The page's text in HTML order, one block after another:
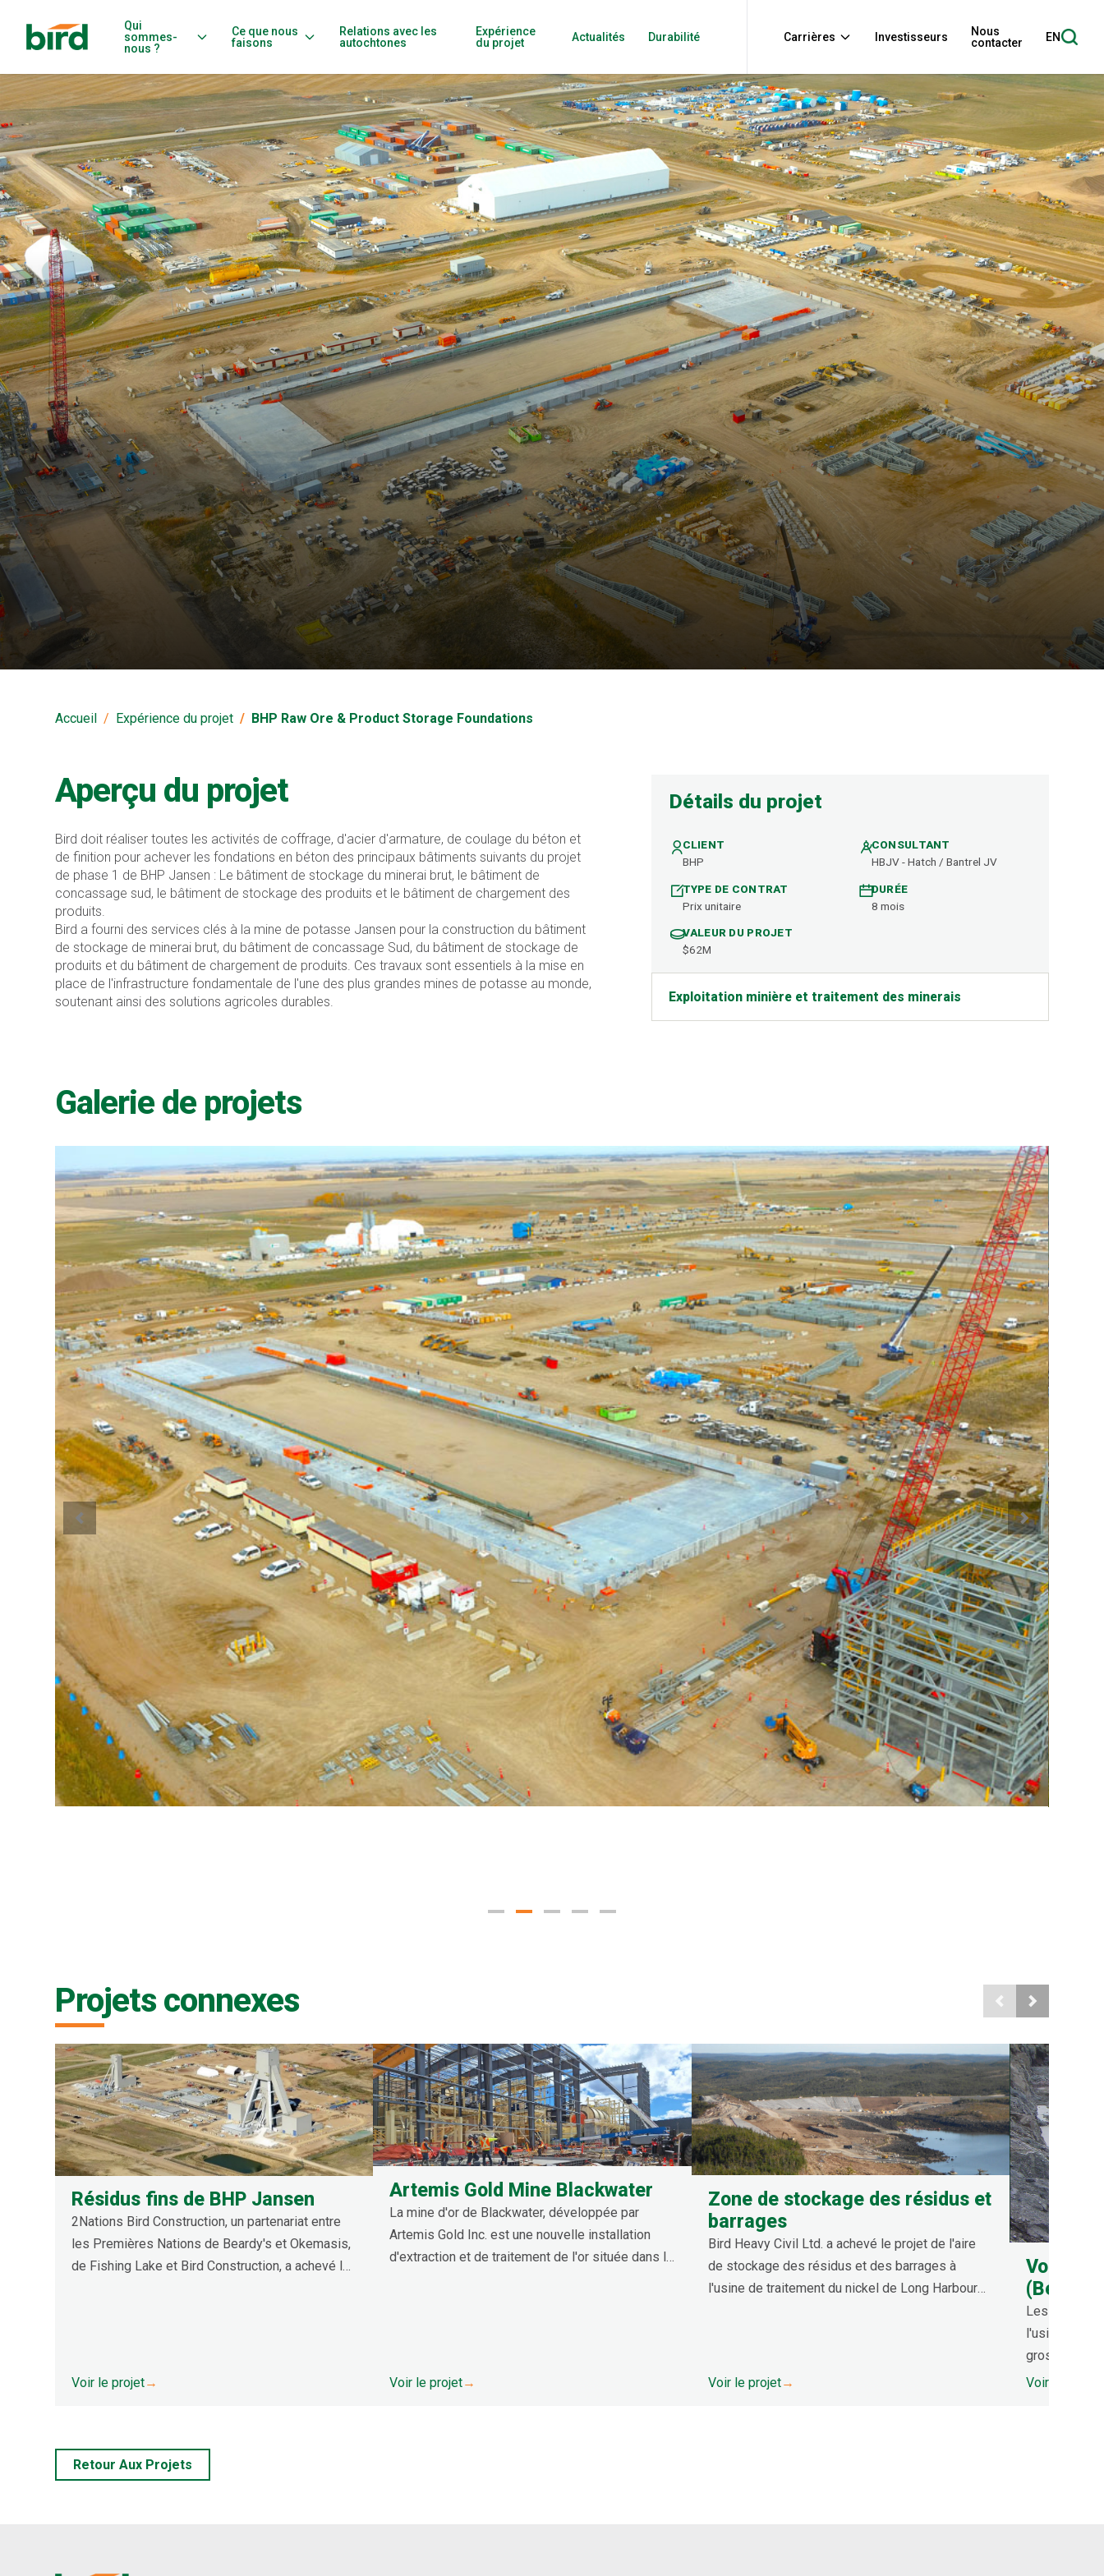
Qui
sommes-
nous ?
Ce que nous
faisons
Relations avec les
autochtones
Expérience
du projet
Actualités Durabilité Carrières Investisseurs
Nous
contacter
EN
Accueil Expérience du projet BHP Raw Ore & Product Storage Foundations
Aperçu du projet
Bird doit réaliser toutes les activités de coffrage, d'acier d'armature, de coulage du béton et
de finition pour achever les fondations en béton des principaux bâtiments suivants du projet
de phase 1 de BHP Jansen : Le bâtiment de stockage du minerai brut, le bâtiment de
concassage sud, le bâtiment de stockage des produits et le bâtiment de chargement des
produits.
Bird a fourni des services clés à la mine de potasse Jansen pour la construction du bâtiment
de stockage de minerai brut, du bâtiment de concassage Sud, du bâtiment de stockage de
produits et du bâtiment de chargement de produits. Ces travaux sont essentiels à la mise en
place de l'infrastructure fondamentale de l'une des plus grandes mines de potasse au monde,
soutenant ainsi des solutions agricoles durables.
Détails du projet
CLIENT
BHP
CONSULTANT
HBJV - Hatch / Bantrel JV
TYPE DE CONTRAT
Prix unitaire
DURÉE
8 mois
VALEUR DU PROJET
$62M
Exploitation minière et traitement des minerais
Galerie de projets
Projets connexes
Résidus fins de BHP Jansen
2Nations Bird Construction, un partenariat entre
les Premières Nations de Beardy's et Okemasis,
de Fishing Lake et Bird Construction, a achevé la
Voir le projet→
Artemis Gold Mine Blackwater
La mine d'or de Blackwater, développée par
Artemis Gold Inc. est une nouvelle installation
d'extraction et de traitement de l'or située dans le
Voir le projet→
Zone de stockage des résidus et
barrages
Bird Heavy Civil Ltd. a achevé le projet de l'aire
de stockage des résidus et des barrages à
l'usine de traitement du nickel de Long Harbour
Voir le projet→
Voisey's
(Béton
Les travaux
l'usine, le
grossier, le
complexe
Voir le projet
Retour Aux Projets